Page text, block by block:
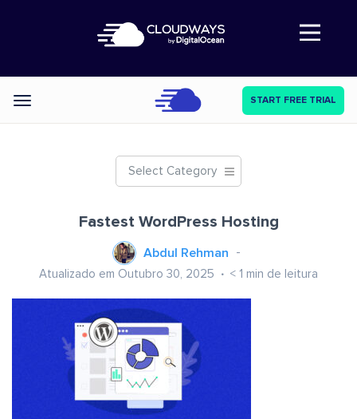
Abre a navegação
Categories START FREE TRIAL
Select Category
Fastest WordPress Hosting
Abdul Rehman
Atualizado em Outubro 30, 2025 < 1 min de leitura